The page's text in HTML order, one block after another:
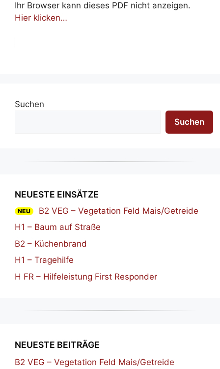
Ihr Browser kann dieses PDF nicht anzeigen.
Hier klicken…
Suchen
Suchen
NEUESTE EINSÄTZE
NEU
B2 VEG – Vegetation Feld Mais/Getreide
H1 – Baum auf Straße
B2 – Küchenbrand
H1 – Tragehilfe
H FR – Hilfeleistung First Responder
NEUESTE BEITRÄGE
B2 VEG – Vegetation Feld Mais/Getreide